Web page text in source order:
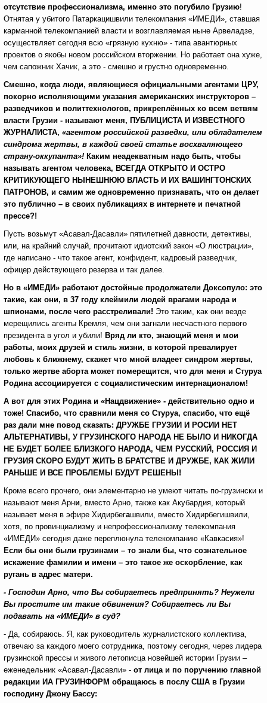
отсутствие профессионализма, именно это погубило Грузию!
Отнятая у убитого Патаркацишвили телекомпания «ИМЕДИ», ставшая
карманной телекомпанией власти и возглавляемая ныне Арвеладзе,
осуществляет сегодня всю «грязную кухню» - типа авантюрных
проектов о якобы новом российском вторжении. Но работает она хуже,
чем сапожник Хачик, а это - смешно и грустно одновременно.
Смешно, когда люди, являющиеся официальными агентами ЦРУ,
покорно исполняющими указания американских инструкторов –
разведчиков и политтехнологов, прикреплённых ко всем ветвям
власти Грузии - называют меня, ПУБЛИЦИСТА И ИЗВЕСТНОГО
ЖУРНАЛИСТА, «агентом российской разведки, или обладателем
синдрома жертвы, в каждой своей статье восхваляющего
страну-оккупанта»! Каким неадекватным надо быть, чтобы
называть агентом человека, ВСЕГДА ОТКРЫТО И ОСТРО
КРИТИКУЮЩЕГО НЫНЕШНЮЮ ВЛАСТЬ И ИХ ВАШИНГТОНСКИХ
ПАТРОНОВ, и самим же одновременно признавать, что он делает
это публично – в своих публикациях в интернете и печатной
прессе?!
Пусть возьмут «Асавал-Дасавли» пятилетней давности, детективы,
или, на крайний случай, прочитают идиотский закон «О люстрации»,
где написано - что такое агент, конфидент, кадровый разведчик,
офицер действующего резерва и так далее.
Но в «ИМЕДИ» работают достойные продолжатели Доксопуло: это
такие, как они, в 37 году клеймили людей врагами народа и
шпионами, после чего расстреливали! Это таким, как они везде
мерещились агенты Кремля, чем они загнали несчастного первого
президента в угол и убили! Вряд ли кто, знающий меня и мои
работы, моих друзей и стиль жизни, в которой превалирует
любовь к ближнему, скажет что мной владеет синдром жертвы,
только жертве аборта может померещится, что для меня и Стуруа
Родина ассоциируется с социалистическим интернационалом!
А вот для этих Родина и «Нацдвижение» - действительно одно и
тоже! Спасибо, что сравнили меня со Стуруа, спасибо, что ещё
раз дали мне повод сказать: ДРУЖБЕ ГРУЗИИ И РОСИИ НЕТ
АЛЬТЕРНАТИВЫ, У ГРУЗИНСКОГО НАРОДА НЕ БЫЛО И НИКОГДА
НЕ БУДЕТ БОЛЕЕ БЛИЗКОГО НАРОДА, ЧЕМ РУССКИЙ, РОССИЯ И
ГРУЗИЯ СКОРО БУДУТ ЖИТЬ В БРАТСТВЕ И ДРУЖБЕ, КАК ЖИЛИ
РАНЬШЕ И ВСЕ ПРОБЛЕМЫ БУДУТ РЕШЕНЫ!
Кроме всего прочего, они элементарно не умеют читать по-грузински и
называют меня Арни, вместо Арно, также как Акубардия, который
называет меня в эфире Хидирбегашвили, вместо Хидирбегишвили,
хотя, по провинциализму и непрофессионализму телекомпания
«ИМЕДИ» сегодня даже переплюнула телекомпанию «Кавкасия»!
Если бы они были грузинами – то знали бы, что сознательное
искажение фамилии и имени – это такое же оскорбление, как
ругань в адрес матери.
- Господин Арно, что Вы собираетесь предпринять? Неужели
Вы простите им такие обвинения? Собираетесь ли Вы
подавать на «ИМЕДИ» в суд?
- Да, собираюсь. Я, как руководитель журналистского коллектива,
отвечаю за каждого моего сотрудника, поэтому сегодня, через лидера
грузинской прессы и живого летописца новейшей истории Грузии –
еженедельник «Асавал-Дасавли» - от лица и по поручению главной
редакции ИА ГРУЗИНФОРМ обращаюсь в послу США в Грузии
господину Джону Бассу: